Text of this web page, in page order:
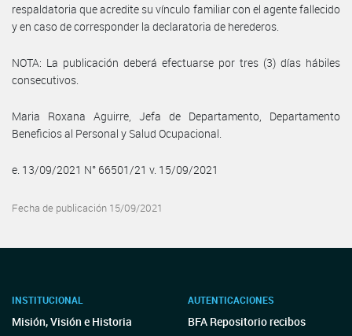
respaldatoria que acredite su vínculo familiar con el agente fallecido
y en caso de corresponder la declaratoria de herederos.
NOTA: La publicación deberá efectuarse por tres (3) días hábiles
consecutivos.
Maria Roxana Aguirre, Jefa de Departamento, Departamento
Beneficios al Personal y Salud Ocupacional.
e. 13/09/2021 N° 66501/21 v. 15/09/2021
Fecha de publicación 15/09/2021
INSTITUCIONAL
Misión, Visión e Historia
AUTENTICACIONES
BFA Repositorio recibos